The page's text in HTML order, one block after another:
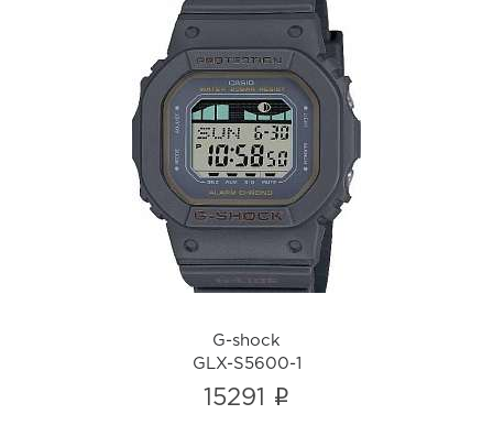
G-shock
GLX-S5600-1
i
G-shock
GLX-S5600-1
15291 i